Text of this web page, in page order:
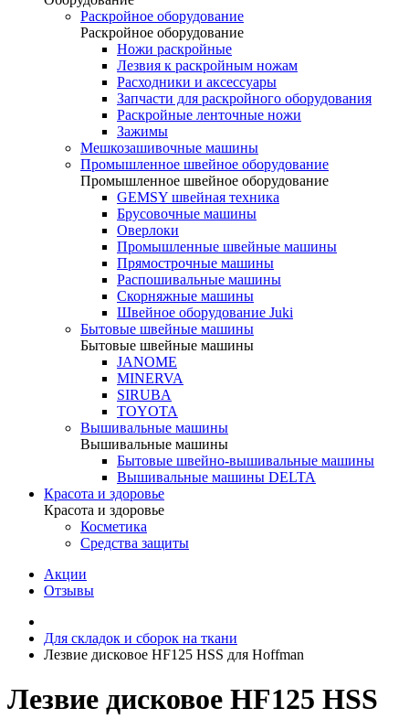
Раскройное оборудование
Раскройное оборудование
Ножи раскройные
Лезвия к раскройным ножам
Расходники и аксессуары
Запчасти для раскройного оборудования
Раскройные ленточные ножи
Зажимы
Мешкозашивочные машины
Промышленное швейное оборудование
Промышленное швейное оборудование
GEMSY швейная техника
Брусовочные машины
Оверлоки
Промышленные швейные машины
Прямострочные машины
Распошивальные машины
Скорняжные машины
Швейное оборудование Juki
Бытовые швейные машины
Бытовые швейные машины
JANOME
MINERVA
SIRUBA
TOYOTA
Вышивальные машины
Вышивальные машины
Бытовые швейно-вышивальные машины
Вышивальные машины DELTA
Красота и здоровье
Красота и здоровье
Косметика
Средства защиты
Акции
Отзывы
Для складок и сборок на ткани
Лезвие дисковое HF125 HSS для Hoffman
Лезвие дисковое HF125 HSS